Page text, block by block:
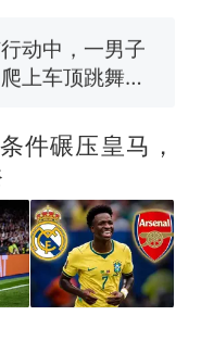
动中，一男子
上车顶跳舞。
鱼徒手将其拽
呼震惊 （视频
）
休达边境，摩洛
块投向移民引
内数万人从摩
件碾压皇马，